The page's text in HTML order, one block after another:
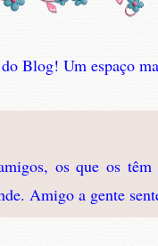
Blog! Um espaço
os que os
Amigo a gente